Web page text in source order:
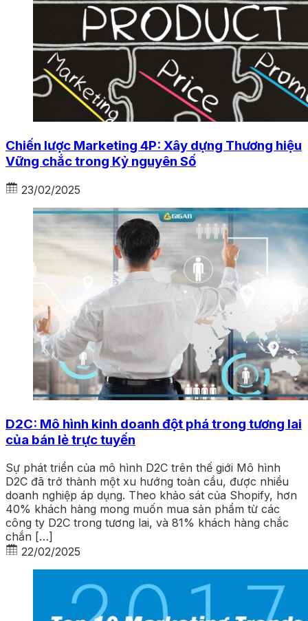
Chiến lược Marketing 4P: Xây dựng Thương hiệu
Vững chắc trong Kỷ nguyên Số
23/02/2025
D2C: Mô hình kinh doanh đột phá trong tương lai
của bán lẻ trực tuyến
Sự phát triển của mô hình D2C trên thế giới Mô hình
D2C đã trở thành một xu hướng toàn cầu, được nhiều
doanh nghiệp áp dụng. Theo khảo sát của Shopify, hơn
40% khách hàng mong muốn mua sản phẩm từ các
công ty D2C trong tương lai, và 81% khách hàng chắc
chắn […]
22/02/2025